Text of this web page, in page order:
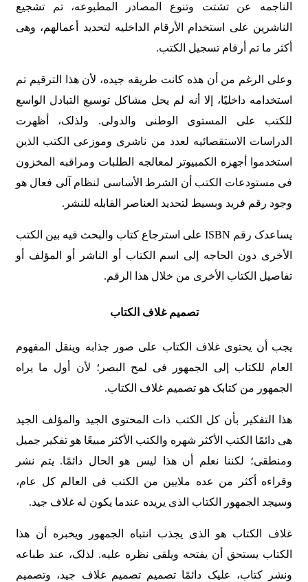
الناجمه عن تشتت وتنوع المصادر المطبوعه، تم تشجیع
الناشرین على استخدام الأرقام الداخلیه لتحدید أعمالهم، وهی
أکثر ما تم أرقام تسجیل الکتب.
وعلى الرغم من أن هذه کانت طریقه جیده، لأن هذا الترقیم تم
استخدامه داخلیًا، إلا أنه لم یحل مشاکل توسیع التبادل الواسع
للکتب على المستوى الوطنی والدولی. ولذلک، أظهرت
الدراسات الاستقصائیه لعدد من ناشری وموزعی الکتب الذین
استخدموا أجهزه الکمبیوتر لمعالجه الطلبات ومراقبه المخزون
فی مستودعات الکتب أن الشرط الأساسی لنظام آلی فعال هو
وجود رقم فرید وبسیط لتحدید العناصر القابله للنشر.
یساعدک رقم ISBN على استرجاع کتاب والبحث فیه بین الکتب
الأخرى دون الحاجه إلى اسم الکتاب أو الناشر أو المؤلف أو
تفاصیل الکتاب الأخرى من خلال هذا الرقم.
تصمیم غلاف الکتاب
یجب أن یحتوی غلاف الکتاب على صور جذابه وینقل المفهوم
العام للکتاب إلى الجمهور فی لمح البصر؛ لأن أول ما یراه
الجمهور من کتابک هو تصمیم غلاف الکتاب.
هذا التفکیر بأن کل الکتب ذات المحتوى الجید والمؤلف الجید
هی دائمًا الکتب الأکثر شهره والکتب الأکثر مبیعًا هو تفکیر جمیل
ومنطقی؛ لکننا نعلم أن هذا لیس هو الحال دائمًا. یتم نشر
وقراءه أکثر من عده ملایین من الکتب فی العالم کل عام،
وسیجد الجمهور الکتاب الذی یریده عندما یکون له غلاف جید.
غلاف الکتاب هو الذی یجذب انتباه الجمهور ویخبره أن هذا
الکتاب یستحق أن یفتحه ویلقی نظره علیه. لذلک، عند طباعه
ونشر کتاب، علیک دائمًا تصمیم تصمیم غلاف جید، وتصمیم